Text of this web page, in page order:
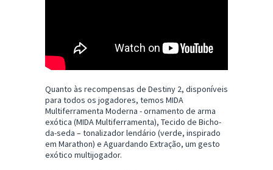
Quanto às recompensas de Destiny 2, disponíveis
para todos os jogadores, temos MIDA
Multiferramenta Moderna - ornamento de arma
exótica (MIDA Multiferramenta), Tecido de Bicho-
da-seda – tonalizador lendário (verde, inspirado
em Marathon) e Aguardando Extração, um gesto
exótico multijogador.